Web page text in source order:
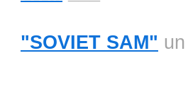
"SOVIET SAM"